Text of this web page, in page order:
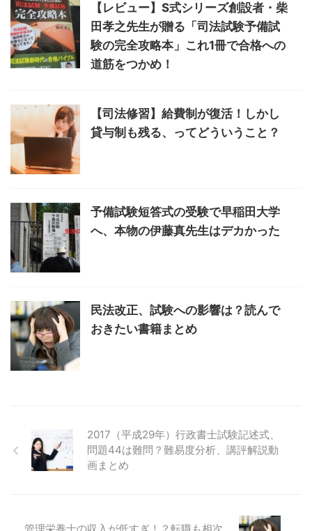
【レビュー】S式シリーズ創設者・柴
田孝之先生が贈る「司法試験予備試
験の完全攻略本」これ1冊で合格への
道筋をつかめ！
【司法修習】給費制が復活！しかし
貸与制も残る、ってどういうこと？
予備試験短答式の受験で早稲田大学
へ、本物の伊藤真先生はデカかった
民法改正、試験への影響は？読んで
おきたい書籍まとめ
2017（平成29年）行政書士試験記述式、
問題44は難問？難易度分析、講評解説動
画まとめ